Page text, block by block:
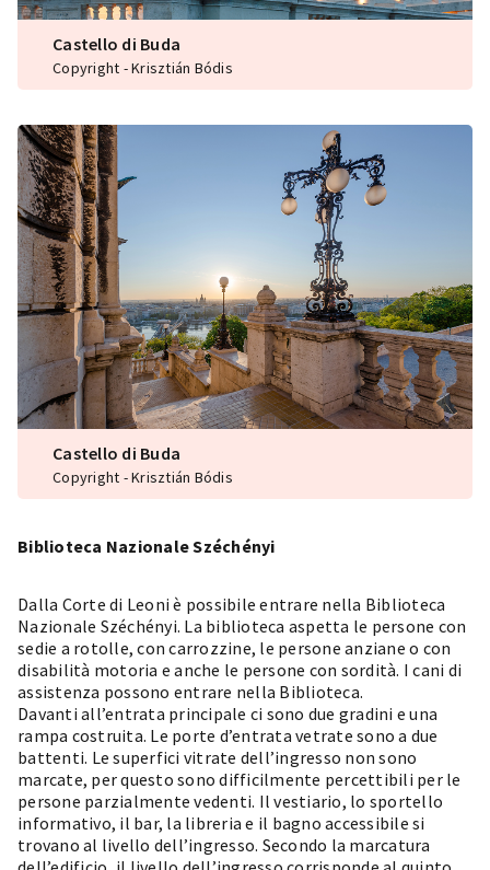
Castello di Buda
Copyright - Krisztián Bódis
Castello di Buda
Copyright - Krisztián Bódis
Biblioteca Nazionale Széchényi
Dalla Corte di Leoni è possibile entrare nella Biblioteca
Nazionale Széchényi. La biblioteca aspetta le persone con
sedie a rotolle, con carrozzine, le persone anziane o con
disabilità motoria e anche le persone con sordità. I cani di
assistenza possono entrare nella Biblioteca.
Davanti all’entrata principale ci sono due gradini e una
rampa costruita. Le porte d’entrata vetrate sono a due
battenti. Le superfici vitrate dell’ingresso non sono
marcate, per questo sono difficilmente percettibili per le
persone parzialmente vedenti. Il vestiario, lo sportello
informativo, il bar, la libreria e il bagno accessibile si
trovano al livello dell’ingresso. Secondo la marcatura